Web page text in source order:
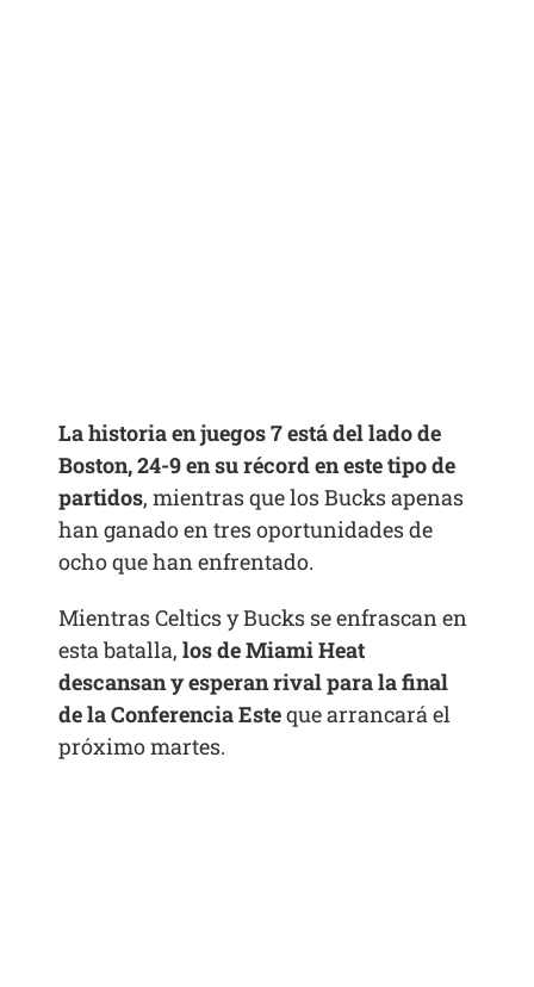
La historia en juegos 7 está del lado de
Boston, 24-9 en su récord en este tipo de
partidos, mientras que los Bucks apenas
han ganado en tres oportunidades de
ocho que han enfrentado.
Mientras Celtics y Bucks se enfrascan en
esta batalla,los de Miami Heat
descansan y esperan rival para la final
de la Conferencia Esteque arrancará el
próximo martes.